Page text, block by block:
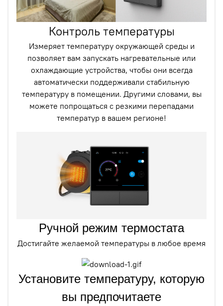
Контроль температуры
Измеряет температуру окружающей среды и
позволяет вам запускать нагревательные или
охлаждающие устройства, чтобы они всегда
автоматически поддерживали стабильную
температуру в помещении. Другими словами, вы
можете попрощаться с резкими перепадами
температур в вашем регионе!
Ручной режим термостата
Достигайте желаемой температуры в любое время
Установите температуру, которую
вы предпочитаете